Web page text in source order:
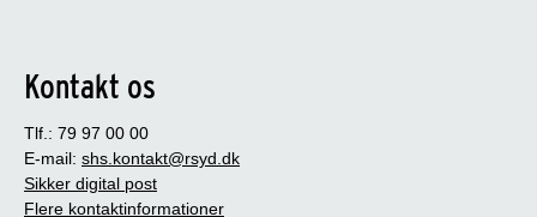
Kontakt os
Tlf.: 79 97 00 00
E-mail: shs.kontakt@rsyd.dk
Sikker digital post
Flere kontaktinformationer